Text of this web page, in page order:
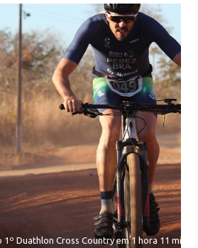
Duathlon Cross Country em 1 hora 11